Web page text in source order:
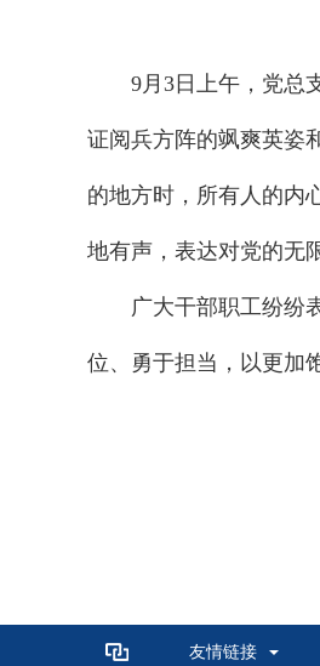
9月3日上午，党总支
证阅兵方阵的飒爽英姿
的地方时，所有人的内
地有声，表达对党的无
广大干部职工纷纷表
位、勇于担当，以更加
友情链接